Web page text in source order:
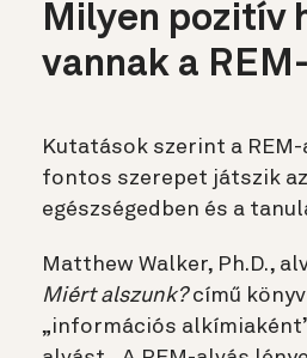
Milyen pozitív
vannak a
Kutatások szerint a
fontos szerepet játszik
egészségedben és a
Matthew Walker, Ph.D.,
Miért alszunk?című
„információs